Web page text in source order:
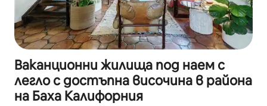
Ваканционни жилища под наем с
легло с достъпна височина в района
на Баха Калифорния